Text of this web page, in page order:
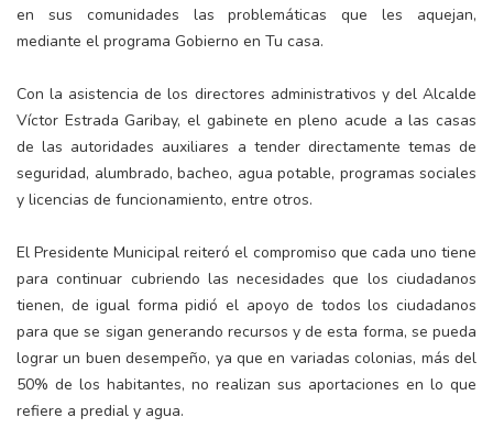
en sus comunidades las problemáticas que les aquejan,
mediante el programa Gobierno en Tu casa.
Con la asistencia de los directores administrativos y del Alcalde
Víctor Estrada Garibay, el gabinete en pleno acude a las casas
de las autoridades auxiliares a tender directamente temas de
seguridad, alumbrado, bacheo, agua potable, programas sociales
y licencias de funcionamiento, entre otros.
El Presidente Municipal reiteró el compromiso que cada uno tiene
para continuar cubriendo las necesidades que los ciudadanos
tienen, de igual forma pidió el apoyo de todos los ciudadanos
para que se sigan generando recursos y de esta forma, se pueda
lograr un buen desempeño, ya que en variadas colonias, más del
50% de los habitantes, no realizan sus aportaciones en lo que
refiere a predial y agua.